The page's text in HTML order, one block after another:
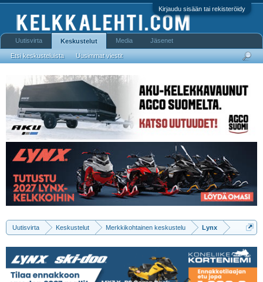
Kirjaudu sisään tai rekisteröidy
Uutisvirta Keskustelut Merkkikohtainen keskustelu Lynx
Uutisvirta Keskustelut
Etsi keskusteluista Uusimmat viestit
Media Jäsenet